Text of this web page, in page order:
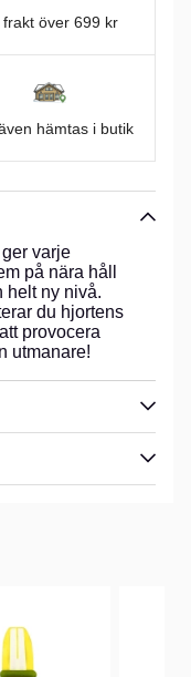
frakt över 699 kr
hämtas i butik
varje
på nära håll
helt ny nivå.
du hjortens
provocera
utmanare!
ANTAL BETYG 0